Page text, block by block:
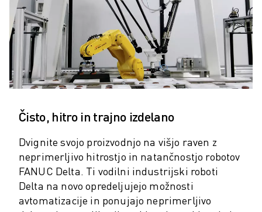
STROJNA OPREMA ROBODRILL
PROGRAMSKA OPREMA ROBODRILL
PREVENTIVNO VZDRŽEVANJE ROBODRILL
TRAJNOSTNI RAZVOJ ROBODRILL
ROBODRILL ROBOTSKI PAKET
IZOBRAŽEVALNI PAKET ROBODRILL
ISKALNIK ROBOSHOT
STROJNA OPREMA ROBOSHOT
PROGRAMSKA OPREMA ROBOSHOT
ROBOSHOT TRAJNOSTNI RAZVOJ
ROBOSHOT ROBOTSKI PAKET
PREVENTIVNO VZDRŽEVANJE ROBOSHOT
Čisto, hitro in trajno izdelano
Dvignite svojo proizvodnjo na višjo raven z
neprimerljivo hitrostjo in natančnostjo robotov
FANUC Delta. Ti vodilni industrijski roboti
Delta na novo opredeljujejo možnosti
avtomatizacije in ponujajo neprimerljivo